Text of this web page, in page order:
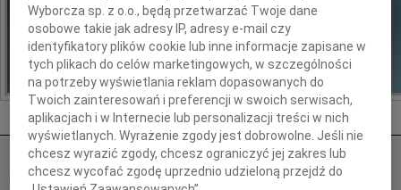
wspomnienia. Dziel się nim z rodziną i
przyjaciółmi.
*ogłoszenie
Nekrologi Katowice
06.08.2026KATOWICE
Wyborcza sp. z o.o., będą przetwarzać Twoje dane
osobowe takie jak adresy IP, adresy e-mail czy
identyfikatory plików cookie lub inne informacje zapisane w
tych plikach do celów marketingowych, w szczególności
na potrzeby wyświetlania reklam dopasowanych do
Twoich zainteresowań i preferencji w swoich serwisach,
aplikacjach i w Internecie lub personalizacji treści w nich
wyświetlanych. Wyrażenie zgody jest dobrowolne. Jeśli nie
chcesz wyrazić zgody, chcesz ograniczyć jej zakres lub
chcesz wycofać zgodę uprzednio udzieloną przejdź do